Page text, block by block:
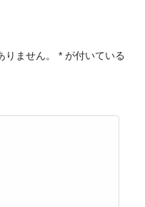
ません。 * が付いている